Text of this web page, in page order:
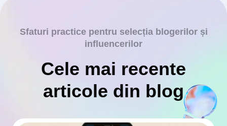
Sfaturi practice pentru selecția blogerilor și
influencerilor
Cele mai recente
articole din blog